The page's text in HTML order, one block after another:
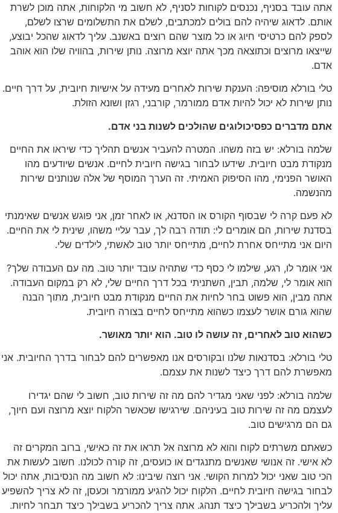
אתה עובד בסניף, נכנסים לקוחות לסניף, לא חשוב מי הלקוחות, אתה מוכן לשרת
אותם. לדאוג שיהיה להם בולים למכתבים, לשלם את התשלומים שרצו לשלם,
לספק להם כרטיסי חיוג או כל מוצר שהם רוצים באשנב. עליך לדאוג שהכל יבוצע,
שייצאו מרוצים וכתוצאה מכך אתה יוצא מרוצה. נותן שירות, בהוויה שלו הוא אוהב
אדם.
טלי בורלא מוסיפה: הענקת שירות לאחרים מעידה על אישיות חיובית, על דרך חיים.
נותן שירות לא יכול להיות אדם ממורמר, קורבני, רגזן ושונא הזולת.
אתם מדברים כפסיכולוגים שהולכים לשנות בני אדם.
שלמה בורלא: יש בזה משהו. המטרה להעביר אנשים תהליך כדי שיראו את החיים
מנקודת מבט חיובית. שידעו לבחור בגישה חיובית לחיים. אנשים שיודעים מהו
האושר הפנימי, מהו הסיפוק האמיתי. זה הערך המוסף של אלה שנותנים שירות
מהנשמה.
לא פעם קרה לי שבסוף הקורס או הסדנא, או לאחר זמן, אני פוגש אנשים שאימנתי
בסדנת שירות, הם אומרים לי: תודה רבה לך, עבר עליי משהו, שינית לי את החיים.
היום אני מתייחס אחרת לחיים, מתייחס יותר טוב לאשתי, לילדים שלי.
אני אומר לו, רגע, שילמו לי כסף כדי שתהיה עובד יותר טוב. מה עם העבודה שלך?
הוא אומר לי, שלמה, תבין, השתניתי בכל דרך החיים שלי, לא רק במקום העבודה.
אתה מבין, הוא פשוט בחר לחיות את החיים מנקודת מבט חיובית, מתוך הבנה
שהוא גורם אושר לעצמו כשהוא מתייחס לחיים בצורה חיובית.
כשהוא טוב לאחרים, זה עושה לו טוב. הוא יותר מאושר.
טלי בורלא: בסדנאות שלנו ובקורסים אנו מאפשרים להם לבחור בדרך החיובית. אני
מאפשרת להם דרך כיצד לשנות את עצמם.
שלמה בורלא: לפני שאני מגדיר להם מה זה שירות טוב, חשוב לי שהם יגדירו
לעצמם מה זה שירות טוב בעיניהם. שירגישו שכאשר הלקוח יוצא מרוצה ועם חיוך,
גם הם מרגישים טוב.
כשאתם משרתים לקוח והוא לא מרוצה אל תראו את זה כאישי, ברוב המקרים זה
לא אישי. זה אנושי שאנשים מתנגדים או כועסים, זה קורה לכולנו. חשוב לעשות את
הכי טוב שאני יכול למרות הקושי. אני רוצה שיבינו: לא חשוב מה הנסיבות, אתה יכול
לבחור בגישה חיובית לחיים. הלקוח יכול להגיע ממורמר וכעסן, זה לא צריך להשפיע
עליך ולהכריע בשבילך כיצד תנהג. אתה צריך להכריע בשבילך כיצד תבחר לחיות.